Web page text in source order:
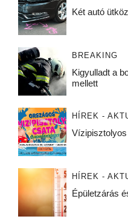
Két autó
BREAKING
Kigyulladt a
mellett
HÍREK -
HÍREK -
Épületzárás